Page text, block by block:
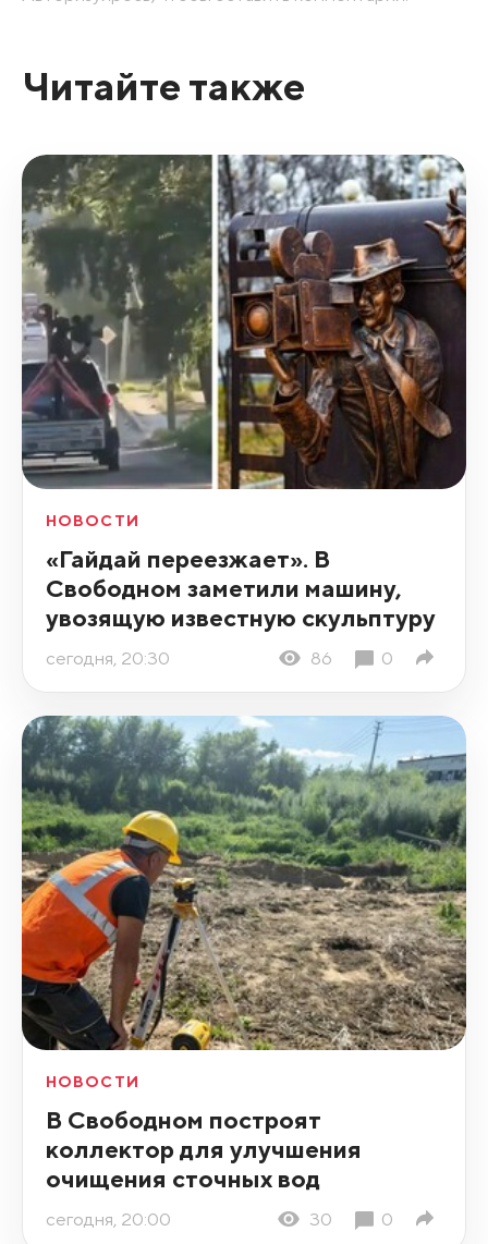
Читайте также
НОВОСТИ
«Гайдай переезжает». В
Свободном заметили машину,
увозящую известную скульптуру
сегодня, 20:30 86 0
НОВОСТИ
В Свободном построят
коллектор для улучшения
очищения сточных вод
сегодня, 20:00 30 0